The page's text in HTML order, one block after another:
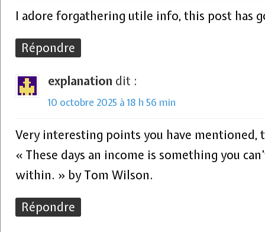
I adore forgathering utile info, this post has
Répondre
explanation dit :
10 octobre 2025 à 18 h 56 min
Very interesting points you have
« These days an income is something you
within. » by Tom Wilson.
Répondre